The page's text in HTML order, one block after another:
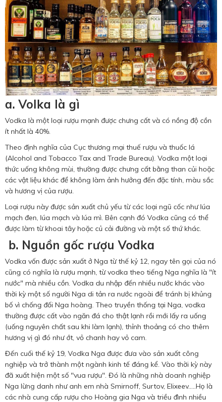
a. Volka là gì
Vodka là một loại rượu mạnh được chưng cất và có nồng độ cồn
ít nhất là 40%.
Theo định nghĩa của Cục thương mại thuế rượu và thuốc lá
(Alcohol and Tobacco Tax and Trade Bureau). Vodka một loại
thức uống không mùi, thường được chưng cất bằng than củi hoặc
các vật liệu khác để không làm ảnh hưởng đến đặc tính, màu sắc
và hương vị của rượu.
Loại rượu này được sản xuất chủ yếu từ các loại ngũ cốc như lúa
mạch đen, lúa mạch và lúa mì. Bên cạnh đó Vodka cũng có thể
được làm từ khoai tây hoặc củ cải đường và một số thứ khác.
b. Nguồn gốc rượu Vodka
Vodka vốn được sản xuất ở Nga từ thế kỷ 12, ngay tên gọi của nó
cũng có nghĩa là rượu mạnh, từ vodka theo tiếng Nga nghĩa là "ít
nước" mà nhiều cồn. Vodka du nhập đến nhiều nước khác vào
thời kỳ một số người Nga di tản ra nước ngoài để tránh bị khủng
bố vì chống đối Nga hoàng. Theo truyền thống tại Nga, vodka
thường được cất vào ngăn đá cho thật lạnh rồi mới lấy ra uống
(uống nguyên chất sau khi làm lạnh), thỉnh thoảng có cho thêm
hương vị gì đó như ớt, vỏ chanh hay vỏ cam.
Đến cuối thế kỷ 19, Vodka Nga được đưa vào sản xuất công
nghiệp và trở thành một ngành kinh tế đáng kể. Vào thời kỳ này
đã xuất hiện một số "vua rượu". Đó là những nhà doanh nghiệp
Nga lừng danh như anh em nhà Smirnoff, Surtov, Elixeev.....Họ là
các nhà cung cấp rượu cho Hoàng gia Nga và triều đình nhiều